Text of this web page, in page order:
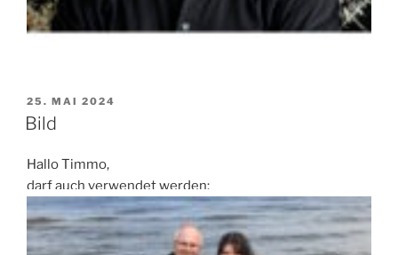
VERÖFFENTLICHT
AM
25. MAI 2024
Bild
Hallo Timmo,
darf auch verwendet werden: